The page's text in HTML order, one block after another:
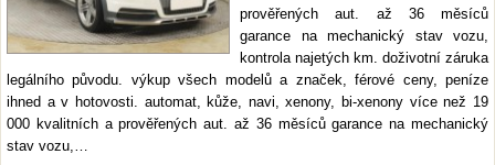
prověřených aut. až 36 měsíců
garance na mechanický stav vozu,
kontrola najetých km. doživotní záruka
legálního původu. výkup všech modelů a značek, férové ceny, peníze
ihned a v hotovosti. automat, kůže, navi, xenony, bi-xenony více než 19
000 kvalitních a prověřených aut. až 36 měsíců garance na mechanický
stav vozu,…